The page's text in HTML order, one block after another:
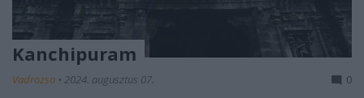
Kanchipuram
Vadrozsa • 2024. augusztus 07. 0